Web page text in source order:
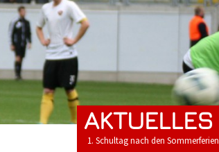
AKTUELLES
1. Schultag nach den Sommerferien